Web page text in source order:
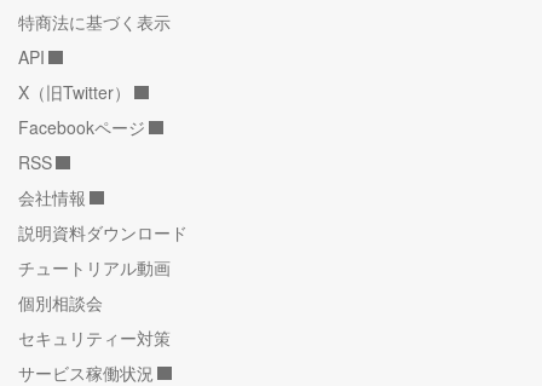
特商法に基づく表示
API
X（旧Twitter）
Facebookページ
RSS
会社情報
説明資料ダウンロード
チュートリアル動画
個別相談会
セキュリティー対策
サービス稼働状況